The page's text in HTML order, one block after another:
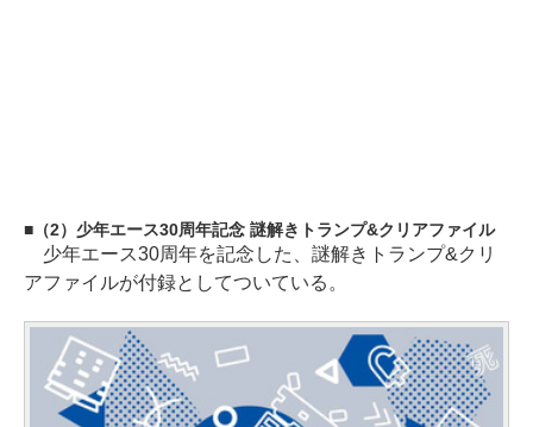
（2）少年エース30周年記念 謎解きトランプ&クリアファイル
少年エース30周年を記念した、謎解きトランプ&クリ
アファイルが付録としてついている。